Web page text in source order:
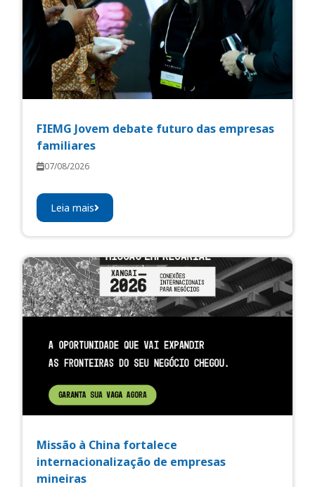
FIEMG Jovem debate futuro das empresas
familiares
07/08/2026
Leia mais
Missão à China fortalece
internacionalização de empresas
mineiras